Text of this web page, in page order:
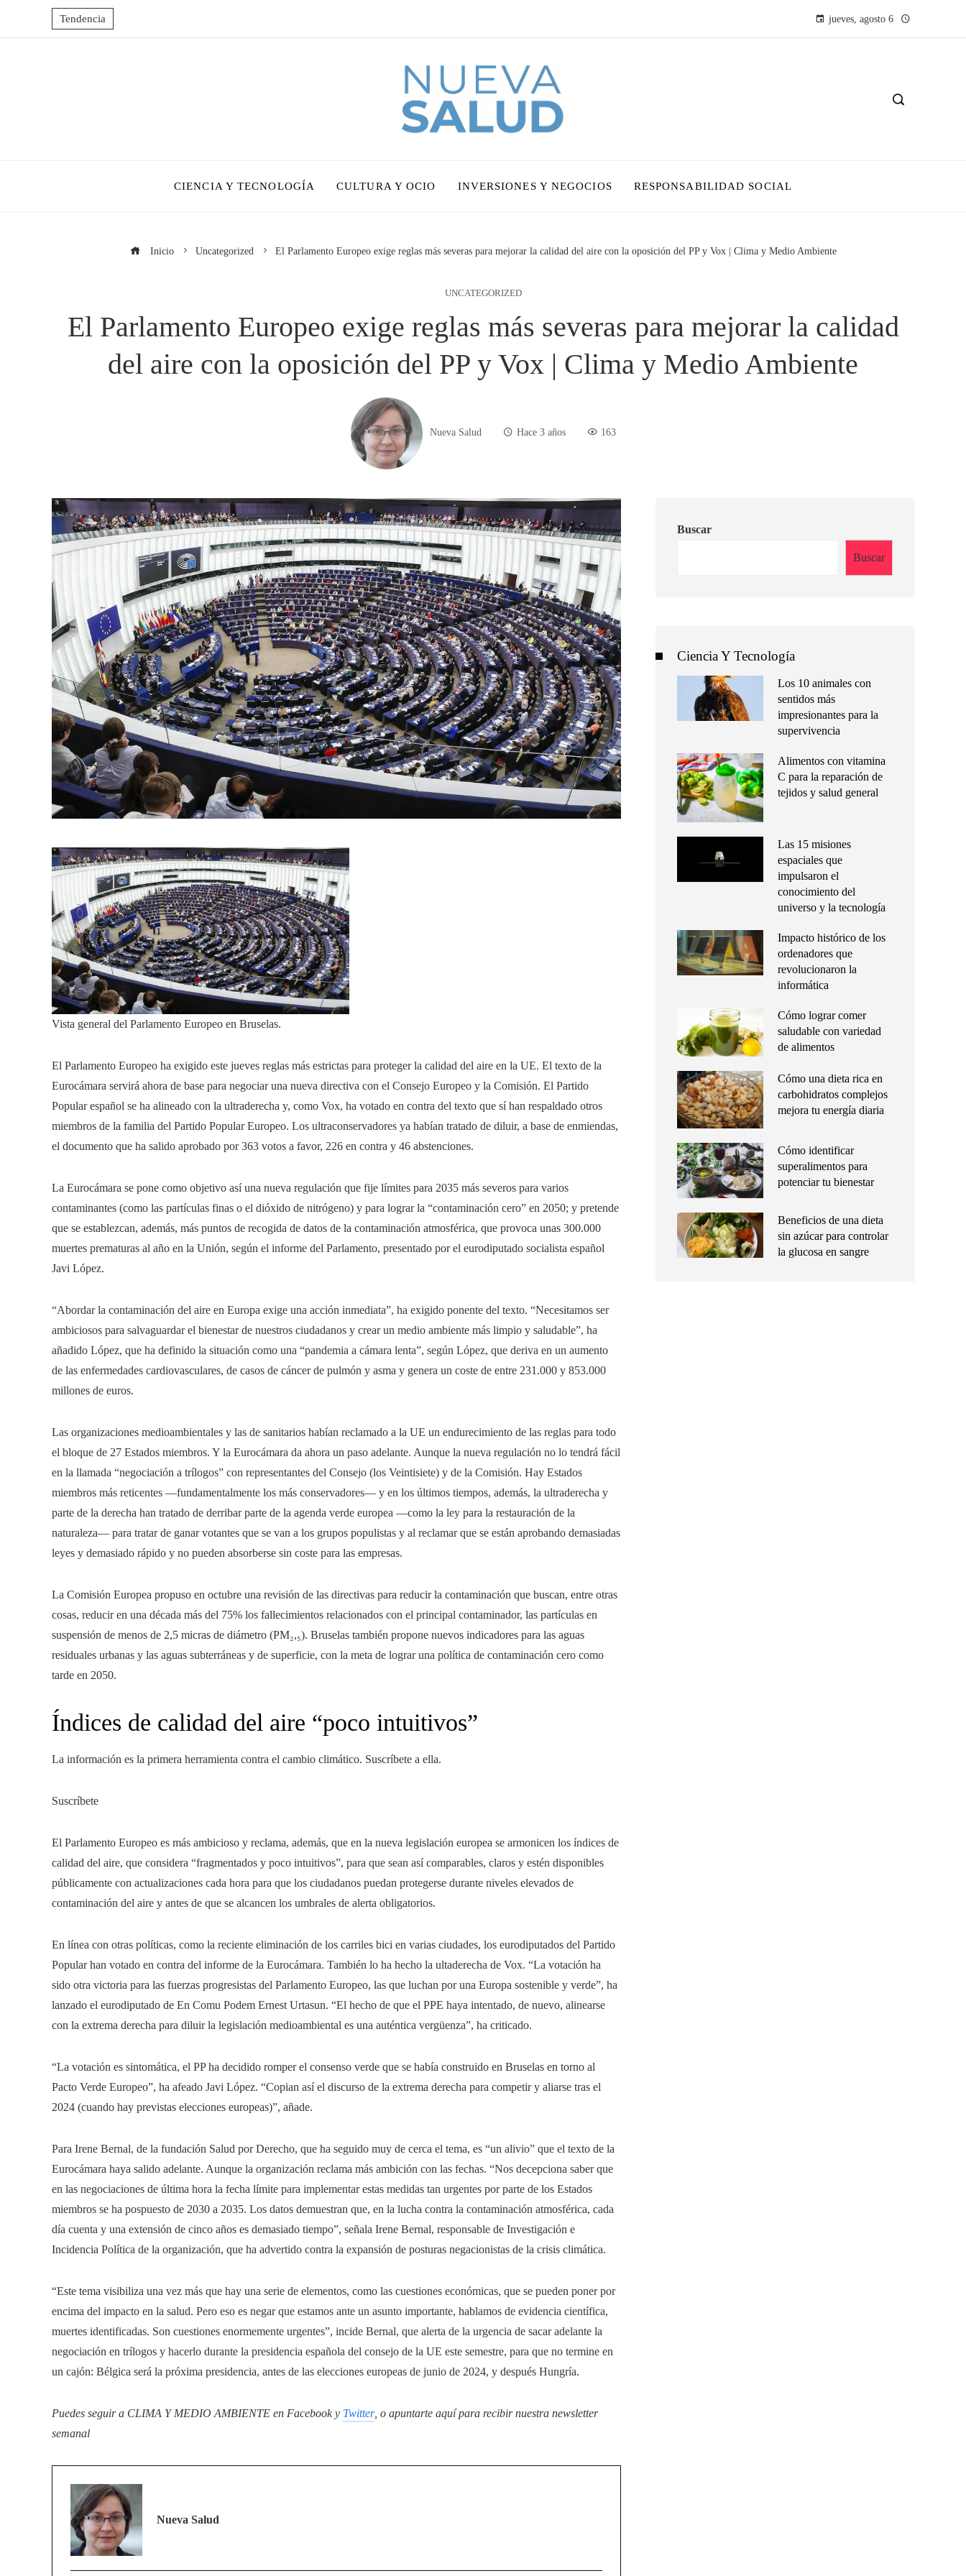
Tendencia jueves, agosto 6
CIENCIA Y TECNOLOGÍA CULTURA Y OCIO INVERSIONES Y NEGOCIOS RESPONSABILIDAD SOCIAL
Inicio Uncategorized El Parlamento Europeo exige reglas más severas para mejorar la calidad del aire con la oposición del PP y Vox | Clima y Medio Ambiente
UNCATEGORIZED
El Parlamento Europeo exige reglas más severas para mejorar la calidad
del aire con la oposición del PP y Vox | Clima y Medio Ambiente
Nueva Salud Hace 3 años 163
Vista general del Parlamento Europeo en Bruselas.
El Parlamento Europeo ha exigido este jueves reglas más estrictas para proteger la calidad del aire en la UE. El texto de la
Eurocámara servirá ahora de base para negociar una nueva directiva con el Consejo Europeo y la Comisión. El Partido
Popular español se ha alineado con la ultraderecha y, como Vox, ha votado en contra del texto que sí han respaldado otros
miembros de la familia del Partido Popular Europeo. Los ultraconservadores ya habían tratado de diluir, a base de enmiendas,
el documento que ha salido aprobado por 363 votos a favor, 226 en contra y 46 abstenciones.
La Eurocámara se pone como objetivo así una nueva regulación que fije límites para 2035 más severos para varios
contaminantes (como las partículas finas o el dióxido de nitrógeno) y para lograr la “contaminación cero” en 2050; y pretende
que se establezcan, además, más puntos de recogida de datos de la contaminación atmosférica, que provoca unas 300.000
muertes prematuras al año en la Unión, según el informe del Parlamento, presentado por el eurodiputado socialista español
Javi López.
“Abordar la contaminación del aire en Europa exige una acción inmediata”, ha exigido ponente del texto. “Necesitamos ser
ambiciosos para salvaguardar el bienestar de nuestros ciudadanos y crear un medio ambiente más limpio y saludable”, ha
añadido López, que ha definido la situación como una “pandemia a cámara lenta”, según López, que deriva en un aumento
de las enfermedades cardiovasculares, de casos de cáncer de pulmón y asma y genera un coste de entre 231.000 y 853.000
millones de euros.
Las organizaciones medioambientales y las de sanitarios habían reclamado a la UE un endurecimiento de las reglas para todo
el bloque de 27 Estados miembros. Y la Eurocámara da ahora un paso adelante. Aunque la nueva regulación no lo tendrá fácil
en la llamada “negociación a trílogos” con representantes del Consejo (los Veintisiete) y de la Comisión. Hay Estados
miembros más reticentes —fundamentalmente los más conservadores— y en los últimos tiempos, además, la ultraderecha y
parte de la derecha han tratado de derribar parte de la agenda verde europea —como la ley para la restauración de la
naturaleza— para tratar de ganar votantes que se van a los grupos populistas y al reclamar que se están aprobando demasiadas
leyes y demasiado rápido y no pueden absorberse sin coste para las empresas.
La Comisión Europea propuso en octubre una revisión de las directivas para reducir la contaminación que buscan, entre otras
cosas, reducir en una década más del 75% los fallecimientos relacionados con el principal contaminador, las partículas en
suspensión de menos de 2,5 micras de diámetro (PM₂,₅). Bruselas también propone nuevos indicadores para las aguas
residuales urbanas y las aguas subterráneas y de superficie, con la meta de lograr una política de contaminación cero como
tarde en 2050.
Índices de calidad del aire “poco intuitivos”
La información es la primera herramienta contra el cambio climático. Suscríbete a ella.
Suscríbete
El Parlamento Europeo es más ambicioso y reclama, además, que en la nueva legislación europea se armonicen los índices de
calidad del aire, que considera “fragmentados y poco intuitivos”, para que sean así comparables, claros y estén disponibles
públicamente con actualizaciones cada hora para que los ciudadanos puedan protegerse durante niveles elevados de
contaminación del aire y antes de que se alcancen los umbrales de alerta obligatorios.
En línea con otras políticas, como la reciente eliminación de los carriles bici en varias ciudades, los eurodiputados del Partido
Popular han votado en contra del informe de la Eurocámara. También lo ha hecho la ultaderecha de Vox. “La votación ha
sido otra victoria para las fuerzas progresistas del Parlamento Europeo, las que luchan por una Europa sostenible y verde”, ha
lanzado el eurodiputado de En Comu Podem Ernest Urtasun. “El hecho de que el PPE haya intentado, de nuevo, alinearse
con la extrema derecha para diluir la legislación medioambiental es una auténtica vergüenza”, ha criticado.
“La votación es sintomática, el PP ha decidido romper el consenso verde que se había construido en Bruselas en torno al
Pacto Verde Europeo”, ha afeado Javi López. “Copian así el discurso de la extrema derecha para competir y aliarse tras el
2024 (cuando hay previstas elecciones europeas)”, añade.
Para Irene Bernal, de la fundación Salud por Derecho, que ha seguido muy de cerca el tema, es “un alivio” que el texto de la
Eurocámara haya salido adelante. Aunque la organización reclama más ambición con las fechas. “Nos decepciona saber que
en las negociaciones de última hora la fecha límite para implementar estas medidas tan urgentes por parte de los Estados
miembros se ha pospuesto de 2030 a 2035. Los datos demuestran que, en la lucha contra la contaminación atmosférica, cada
día cuenta y una extensión de cinco años es demasiado tiempo”, señala Irene Bernal, responsable de Investigación e
Incidencia Política de la organización, que ha advertido contra la expansión de posturas negacionistas de la crisis climática.
“Este tema visibiliza una vez más que hay una serie de elementos, como las cuestiones económicas, que se pueden poner por
encima del impacto en la salud. Pero eso es negar que estamos ante un asunto importante, hablamos de evidencia científica,
muertes identificadas. Son cuestiones enormemente urgentes”, incide Bernal, que alerta de la urgencia de sacar adelante la
negociación en trílogos y hacerlo durante la presidencia española del consejo de la UE este semestre, para que no termine en
un cajón: Bélgica será la próxima presidencia, antes de las elecciones europeas de junio de 2024, y después Hungría.
Puedes seguir a CLIMA Y MEDIO AMBIENTE en Facebooky Twitter, o apuntarte aquí para recibirnuestra newsletter
semanal
Nueva Salud
Buscar
Buscar
Ciencia Y Tecnología
Los 10 animales con
sentidos más
impresionantes para la
supervivencia
Alimentos con vitamina
C para la reparación de
tejidos y salud general
Las 15 misiones
espaciales que
impulsaron el
conocimiento del
universo y la tecnología
Impacto histórico de los
ordenadores que
revolucionaron la
informática
Cómo lograr comer
saludable con variedad
de alimentos
Cómo una dieta rica en
carbohidratos complejos
mejora tu energía diaria
Cómo identificar
superalimentos para
potenciar tu bienestar
Beneficios de una dieta
sin azúcar para controlar
la glucosa en sangre